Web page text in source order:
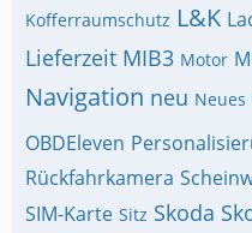
Kofferraumschutz L&K
Lieferzeit MIB3 Motor
Navigation neu
OBDEleven
Rückfahrkamera
SIM-Karte Sitz Skoda